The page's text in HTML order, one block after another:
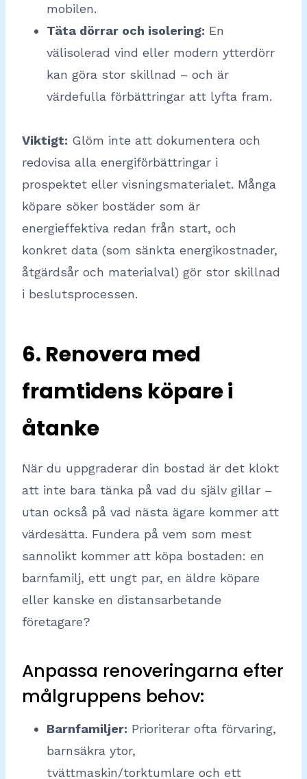
mobilen.
Täta dörrar och isolering: En
välisolerad vind eller modern ytterdörr
kan göra stor skillnad – och är
värdefulla förbättringar att lyfta fram.
Viktigt: Glöm inte att dokumentera och
redovisa alla energiförbättringar i
prospektet eller visningsmaterialet. Många
köpare söker bostäder som är
energieffektiva redan från start, och
konkret data (som sänkta energikostnader,
åtgärdsår och materialval) gör stor skillnad
i beslutsprocessen.
6. Renovera med
framtidens köpare i
åtanke
När du uppgraderar din bostad är det klokt
att inte bara tänka på vad du själv gillar –
utan också på vad nästa ägare kommer att
värdesätta. Fundera på vem som mest
sannolikt kommer att köpa bostaden: en
barnfamilj, ett ungt par, en äldre köpare
eller kanske en distansarbetande
företagare?
Anpassa renoveringarna efter
målgruppens behov:
Barnfamiljer: Prioriterar ofta förvaring,
barnsäkra ytor,
tvättmaskin/torktumlare och ett